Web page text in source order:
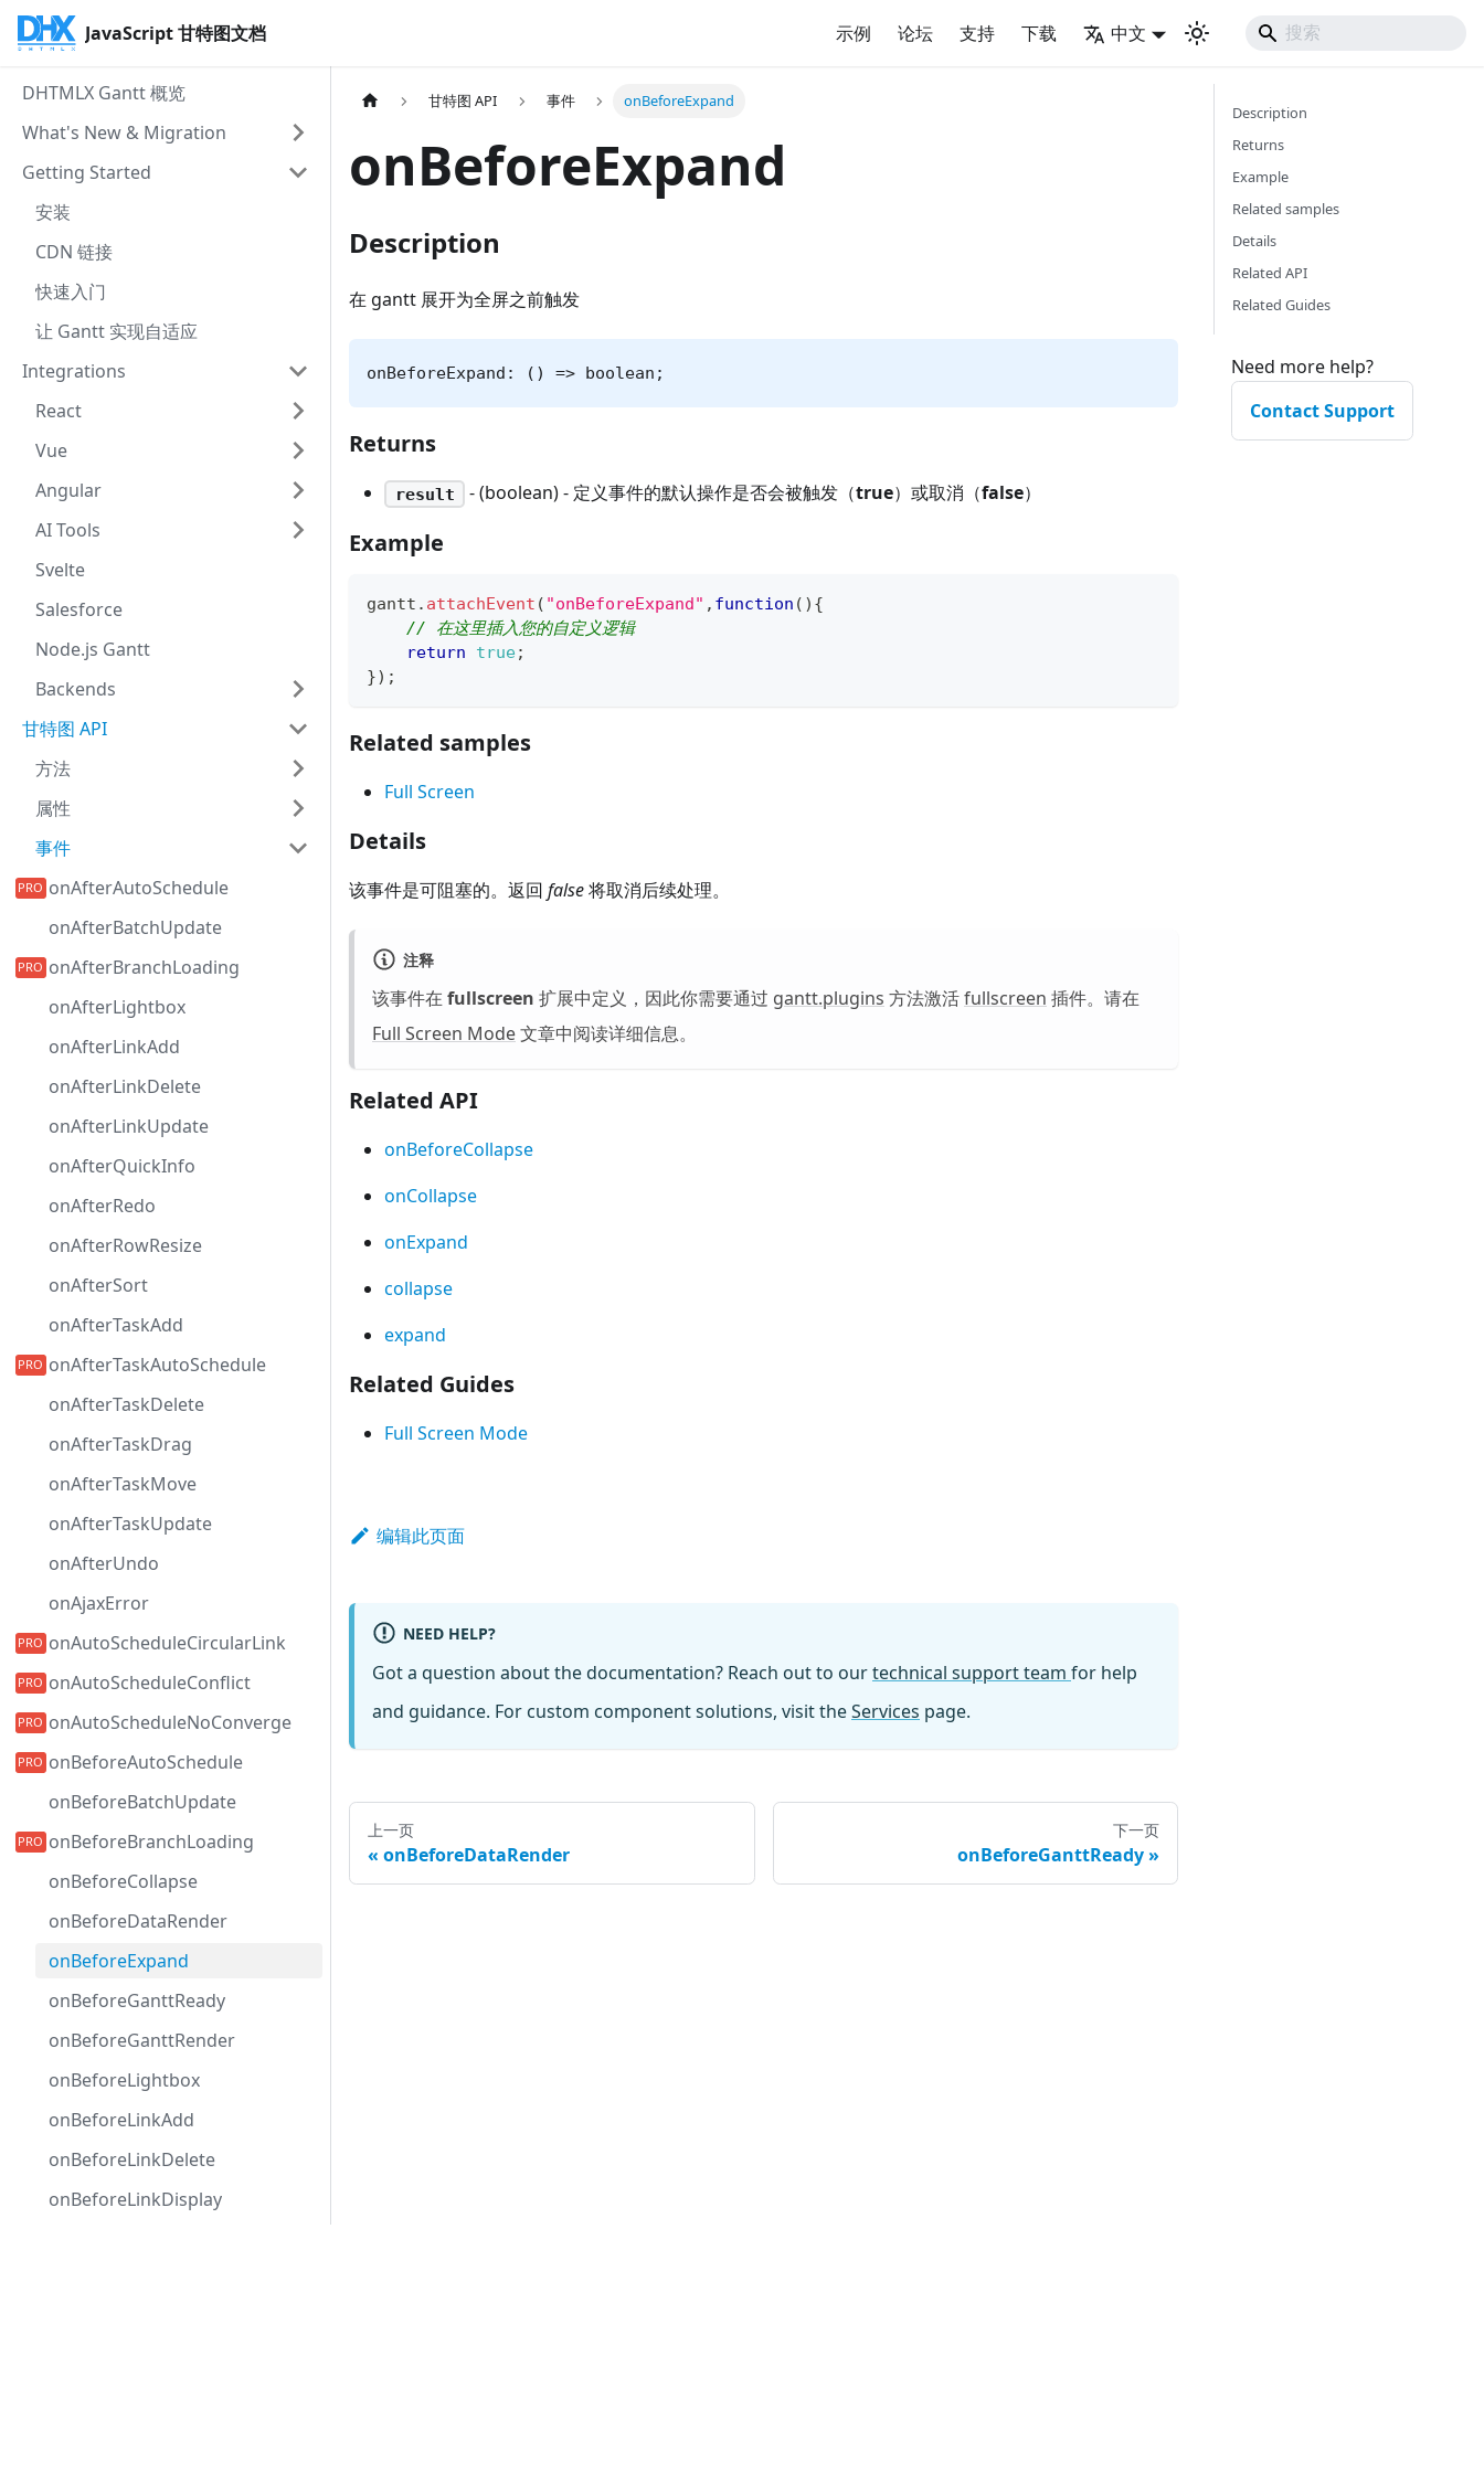
JavaScript 甘特图文档 示例 论坛 支持 下载 中文
DHTMLX Gantt 概览
What's New & Migration
Getting Started
安装
CDN 链接
快速入门
让 Gantt 实现自适应
Integrations
React
Vue
Angular
AI Tools
Svelte
Salesforce
Node.js Gantt
Backends
甘特图 API
方法
属性
事件
onAfterAutoSchedule
onAfterBatchUpdate
onAfterBranchLoading
onAfterLightbox
onAfterLinkAdd
onAfterLinkDelete
onAfterLinkUpdate
onAfterQuickInfo
onAfterRedo
onAfterRowResize
onAfterSort
onAfterTaskAdd
onAfterTaskAutoSchedule
onAfterTaskDelete
onAfterTaskDrag
onAfterTaskMove
onAfterTaskUpdate
onAfterUndo
onAjaxError
onAutoScheduleCircularLink
onAutoScheduleConflict
onAutoScheduleNoConverge
onBeforeAutoSchedule
onBeforeBatchUpdate
onBeforeBranchLoading
onBeforeCollapse
onBeforeDataRender
onBeforeExpand
onBeforeGanttReady
onBeforeGanttRender
onBeforeLightbox
onBeforeLinkAdd
onBeforeLinkDelete
onBeforeLinkDisplay
甘特图 API 事件 onBeforeExpand
onBeforeExpand
Description
在 gantt 展开为全屏之前触发
onBeforeExpand: () => boolean;
Returns
result - (boolean) - 定义事件的默认操作是否会被触发（true）或取消（false）
Example
gantt . attachEvent ( "onBeforeExpand" , function ( ) {
// 在这里插入您的自定义逻辑
return
true;
}) ;
Related samples
Full Screen
Details
该事件是可阻塞的。返回 false将取消后续处理。
注释
该事件在 fullscreen 扩展中定义，因此你需要通过 gantt.plugins 方法激活fullscreen 插件。请在
Full Screen Mode文章中阅读详细信息。
Related API
onBeforeCollapse
onCollapse
onExpand
collapse
expand
Related Guides
Full Screen Mode
编辑此页面
NEED HELP?
Got a question about the documentation? Reach out to ourtechnical support team for help
and guidance. For custom component solutions, visit theServices page.
上一页
onBeforeDataRender
下一页
onBeforeGanttReady
Description
Returns
Example
Related samples
Details
Related API
Related Guides
Need more help?
Contact Support